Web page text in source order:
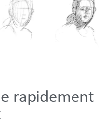
rapidement